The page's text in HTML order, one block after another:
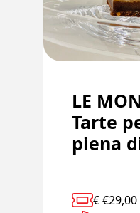
LE
Tarte
piena
€€29,00